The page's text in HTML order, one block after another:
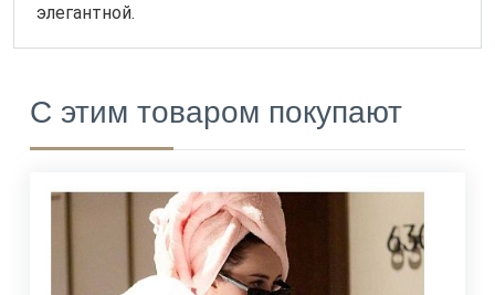
элегантной.
С этим товаром покупают